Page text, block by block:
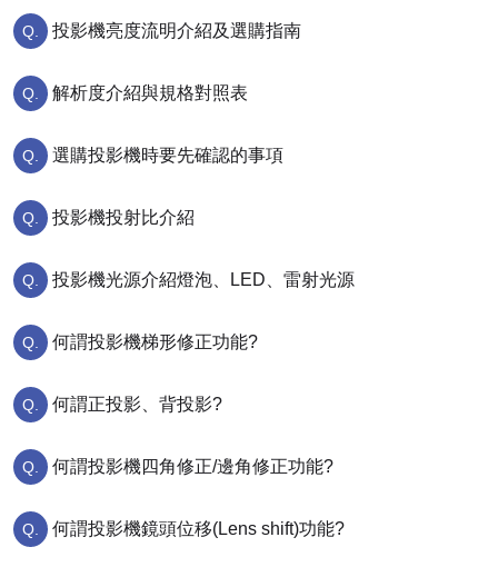
投影機亮度流明介紹及選購指南
解析度介紹與規格對照表
選購投影機時要先確認的事項
投影機投射比介紹
投影機光源介紹燈泡、LED、雷射光源
何謂投影機梯形修正功能?
何謂正投影、背投影?
何謂投影機四角修正/邊角修正功能?
何謂投影機鏡頭位移(Lens shift)功能?